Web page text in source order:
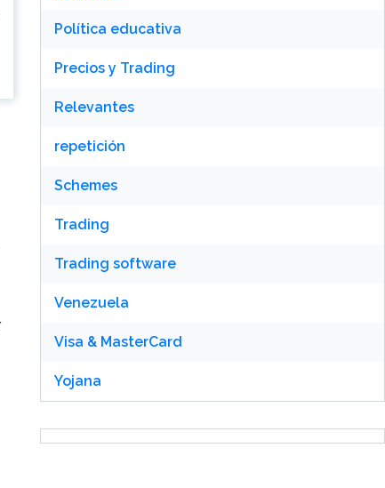
Política educativa
Precios y Trading
Relevantes
repetición
Schemes
Trading
Trading software
Venezuela
Visa & MasterCard
Yojana